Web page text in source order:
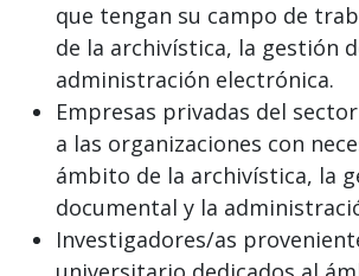
que tengan su campo de
de la archivística, la gestión
administración electrónica.
Empresas privadas del
a las organizaciones con
ámbito de la archivística, la
documental y la
Investigadores/as